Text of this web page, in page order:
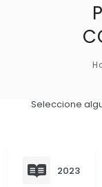
RESEÑA
Historia
Historia
GEOGRAFÍA
Clima
GESTIÓN Y
GESTIÓN
MECANISMOS
Solicitud de
Seleccione
2023